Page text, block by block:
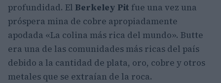
profundidad. El Berkeley Pit fue una vez una
próspera mina de cobre apropiadamente
apodada «La colina más rica del mundo». Butte
era una de las comunidades más ricas del país
debido a la cantidad de plata, oro, cobre y otros
metales que se extraían de la roca.